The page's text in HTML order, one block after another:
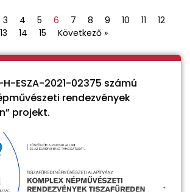
3 4 5 6 7 8 9 10 11
12
13
14 15 Következő »
H-ESZA-2021-02375 számú
rendezvények
projekt.